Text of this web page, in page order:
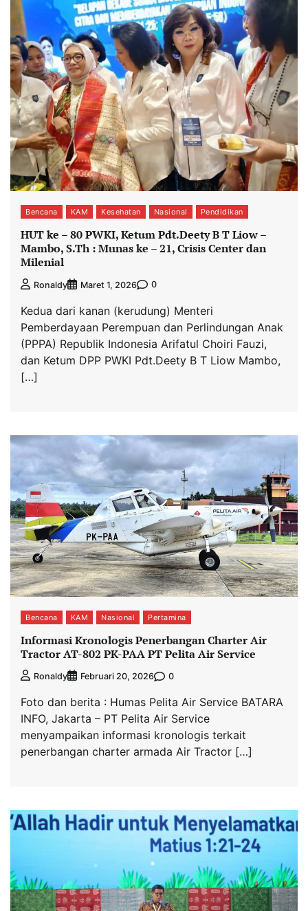
Bencana KAM Kesehatan Nasional Pendidikan
HUT ke – 80 PWKI, Ketum Pdt.Deety B T Liow –
Mambo, S.Th : Munas ke – 21, Crisis Center dan
Milenial
Ronaldy Maret 1, 2026 0
Kedua dari kanan (kerudung) Menteri
Pemberdayaan Perempuan dan Perlindungan Anak
(PPPA) Republik Indonesia Arifatul Choiri Fauzi,
dan Ketum DPP PWKI Pdt.Deety B T Liow Mambo,
[…]
Bencana KAM Nasional Pertamina
Informasi Kronologis Penerbangan Charter Air
Tractor AT-802 PK-PAA PT Pelita Air Service
Ronaldy Februari 20, 2026 0
Foto dan berita : Humas Pelita Air Service BATARA
INFO, Jakarta – PT Pelita Air Service
menyampaikan informasi kronologis terkait
penerbangan charter armada Air Tractor […]